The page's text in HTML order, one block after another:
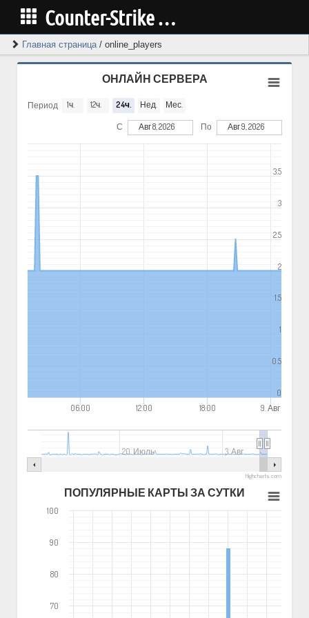
Counter-Strike Cервера дальнего востока
Главная страница/ online_players
ОНЛАЙН СЕРВЕРА
06:00 12:00 18:00 9. Авг
20. Июль 3. Авг
0
0.5
1
1.5
2
2.5
3
3.5
Период 1ч. 12ч. 24ч. Нед. Мес.
С Авг 8, 2026 По Авг 9, 2026
Highcharts.com
ПОПУЛЯРНЫЕ КАРТЫ ЗА СУТКИ
70
80
90
100